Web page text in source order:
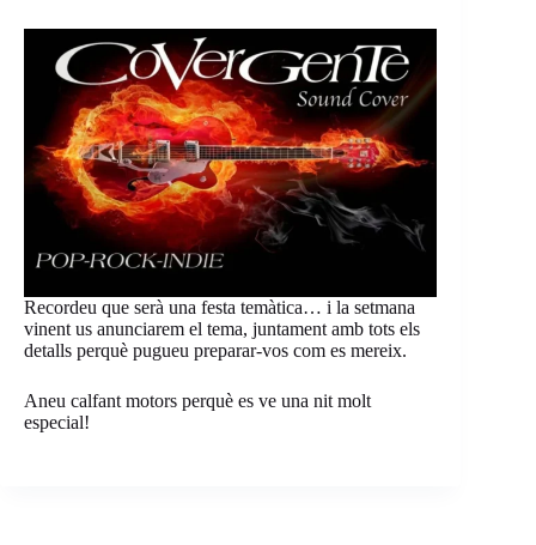
Recordeu que serà una festa temàtica… i la setmana
vinent us anunciarem el tema, juntament amb tots els
detalls perquè pugueu preparar-vos com es mereix.
Aneu calfant motors perquè es ve una nit molt
especial!